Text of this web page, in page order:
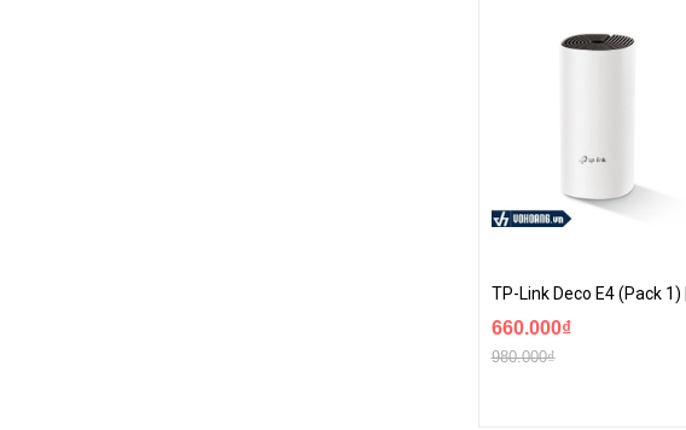
660.000₫
980.000₫